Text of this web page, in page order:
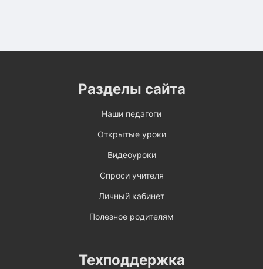
Разделы сайта
Наши педагоги
Открытые уроки
Видеоуроки
Спроси учителя
Личный кабинет
Полезное родителям
Техподдержка